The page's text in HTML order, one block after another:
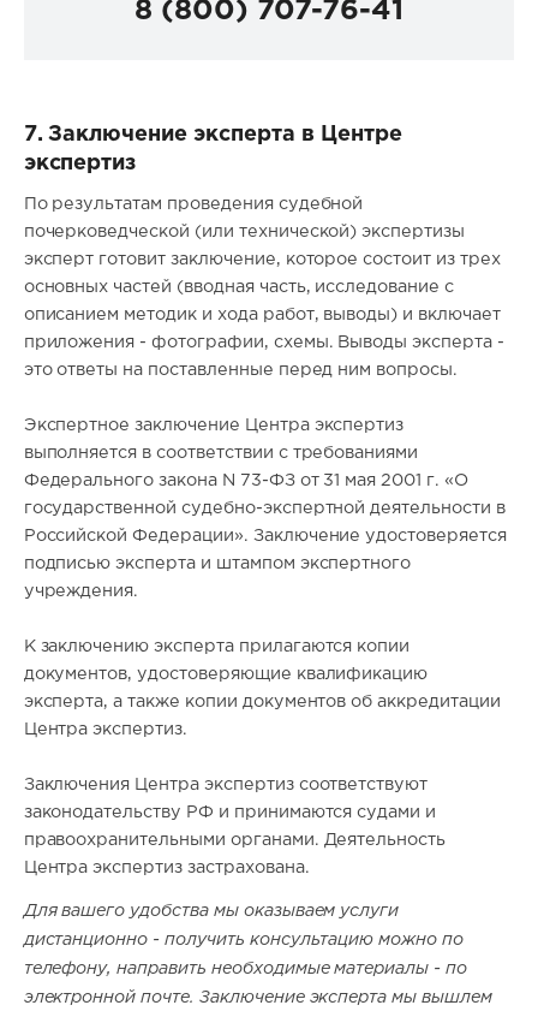
8 (800) 707-76-41
7. Заключение эксперта в Центре
экспертиз
По результатам проведения судебной
почерковедческой (или технической) экспертизы
эксперт готовит заключение, которое состоит из трех
основных частей (вводная часть, исследование с
описанием методик и хода работ, выводы) и включает
приложения - фотографии, схемы. Выводы эксперта -
это ответы на поставленные перед ним вопросы.
Экспертное заключение Центра экспертиз
выполняется в соответствии с требованиями
Федерального закона N 73-ФЗ от 31 мая 2001 г. «О
государственной судебно-экспертной деятельности в
Российской Федерации». Заключение удостоверяется
подписью эксперта и штампом экспертного
учреждения.
К заключению эксперта прилагаются копии
документов, удостоверяющие квалификацию
эксперта, а также копии документов об аккредитации
Центра экспертиз.
Заключения Центра экспертиз соответствуют
законодательству РФ и принимаются судами и
правоохранительными органами. Деятельность
Центра экспертиз застрахована.
Для вашего удобства мы оказываем услуги
дистанционно - получить консультацию можно по
телефону, направить необходимые материалы - по
электронной почте. Заключение эксперта мы вышлем